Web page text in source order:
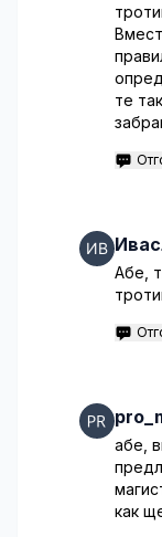
те
Абе,
абе,
как